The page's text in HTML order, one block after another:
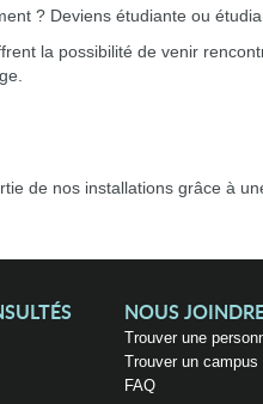
? Deviens étudiante ou
la possibilité de venir
de nos installations grâce à
NOUS
Trouver une
Trouver un campus
FAQ